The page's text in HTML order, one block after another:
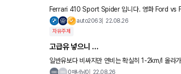
Ferrari 410 Sport Spider 입니다. 영화 Ford vs
바로 그 차 입니다. 가격은 뭐… 1950년대 이미…
auto2063 22.08.26
자유주제
고급유 넣으니 …
일반유보다
0매너남0 22.08.26